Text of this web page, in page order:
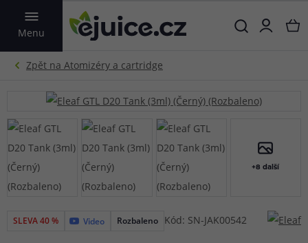
Menu
VYHLEDAT
+8 další
SLEVA 40 % Video Rozbaleno Kód: SN-JAK00542